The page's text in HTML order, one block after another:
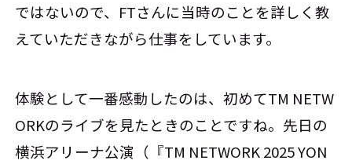
ではないので、FTさんに当時のことを詳しく教
えていただきながら仕事をしています。
体験として一番感動したのは、初めてTM NETW
ORKのライブを見たときのことですね。先日の
横浜アリーナ公演（『TM NETWORK 2025 YON